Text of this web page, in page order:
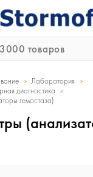
» Лаборатория »
диагностика »
гемостаза)